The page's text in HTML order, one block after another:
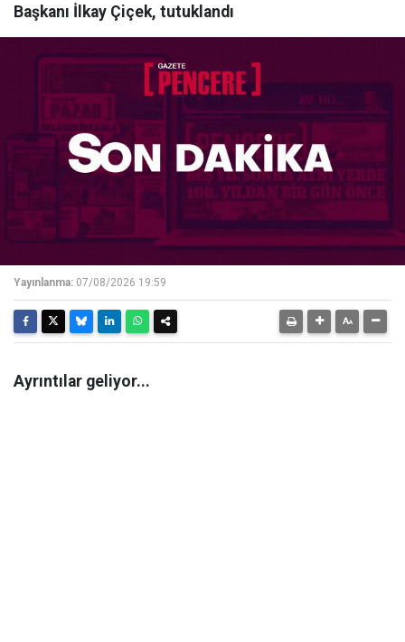
Başkanı İlkay Çiçek, tutuklandı
Yayınlanma: 07/08/2026 19:59
Ayrıntılar geliyor...